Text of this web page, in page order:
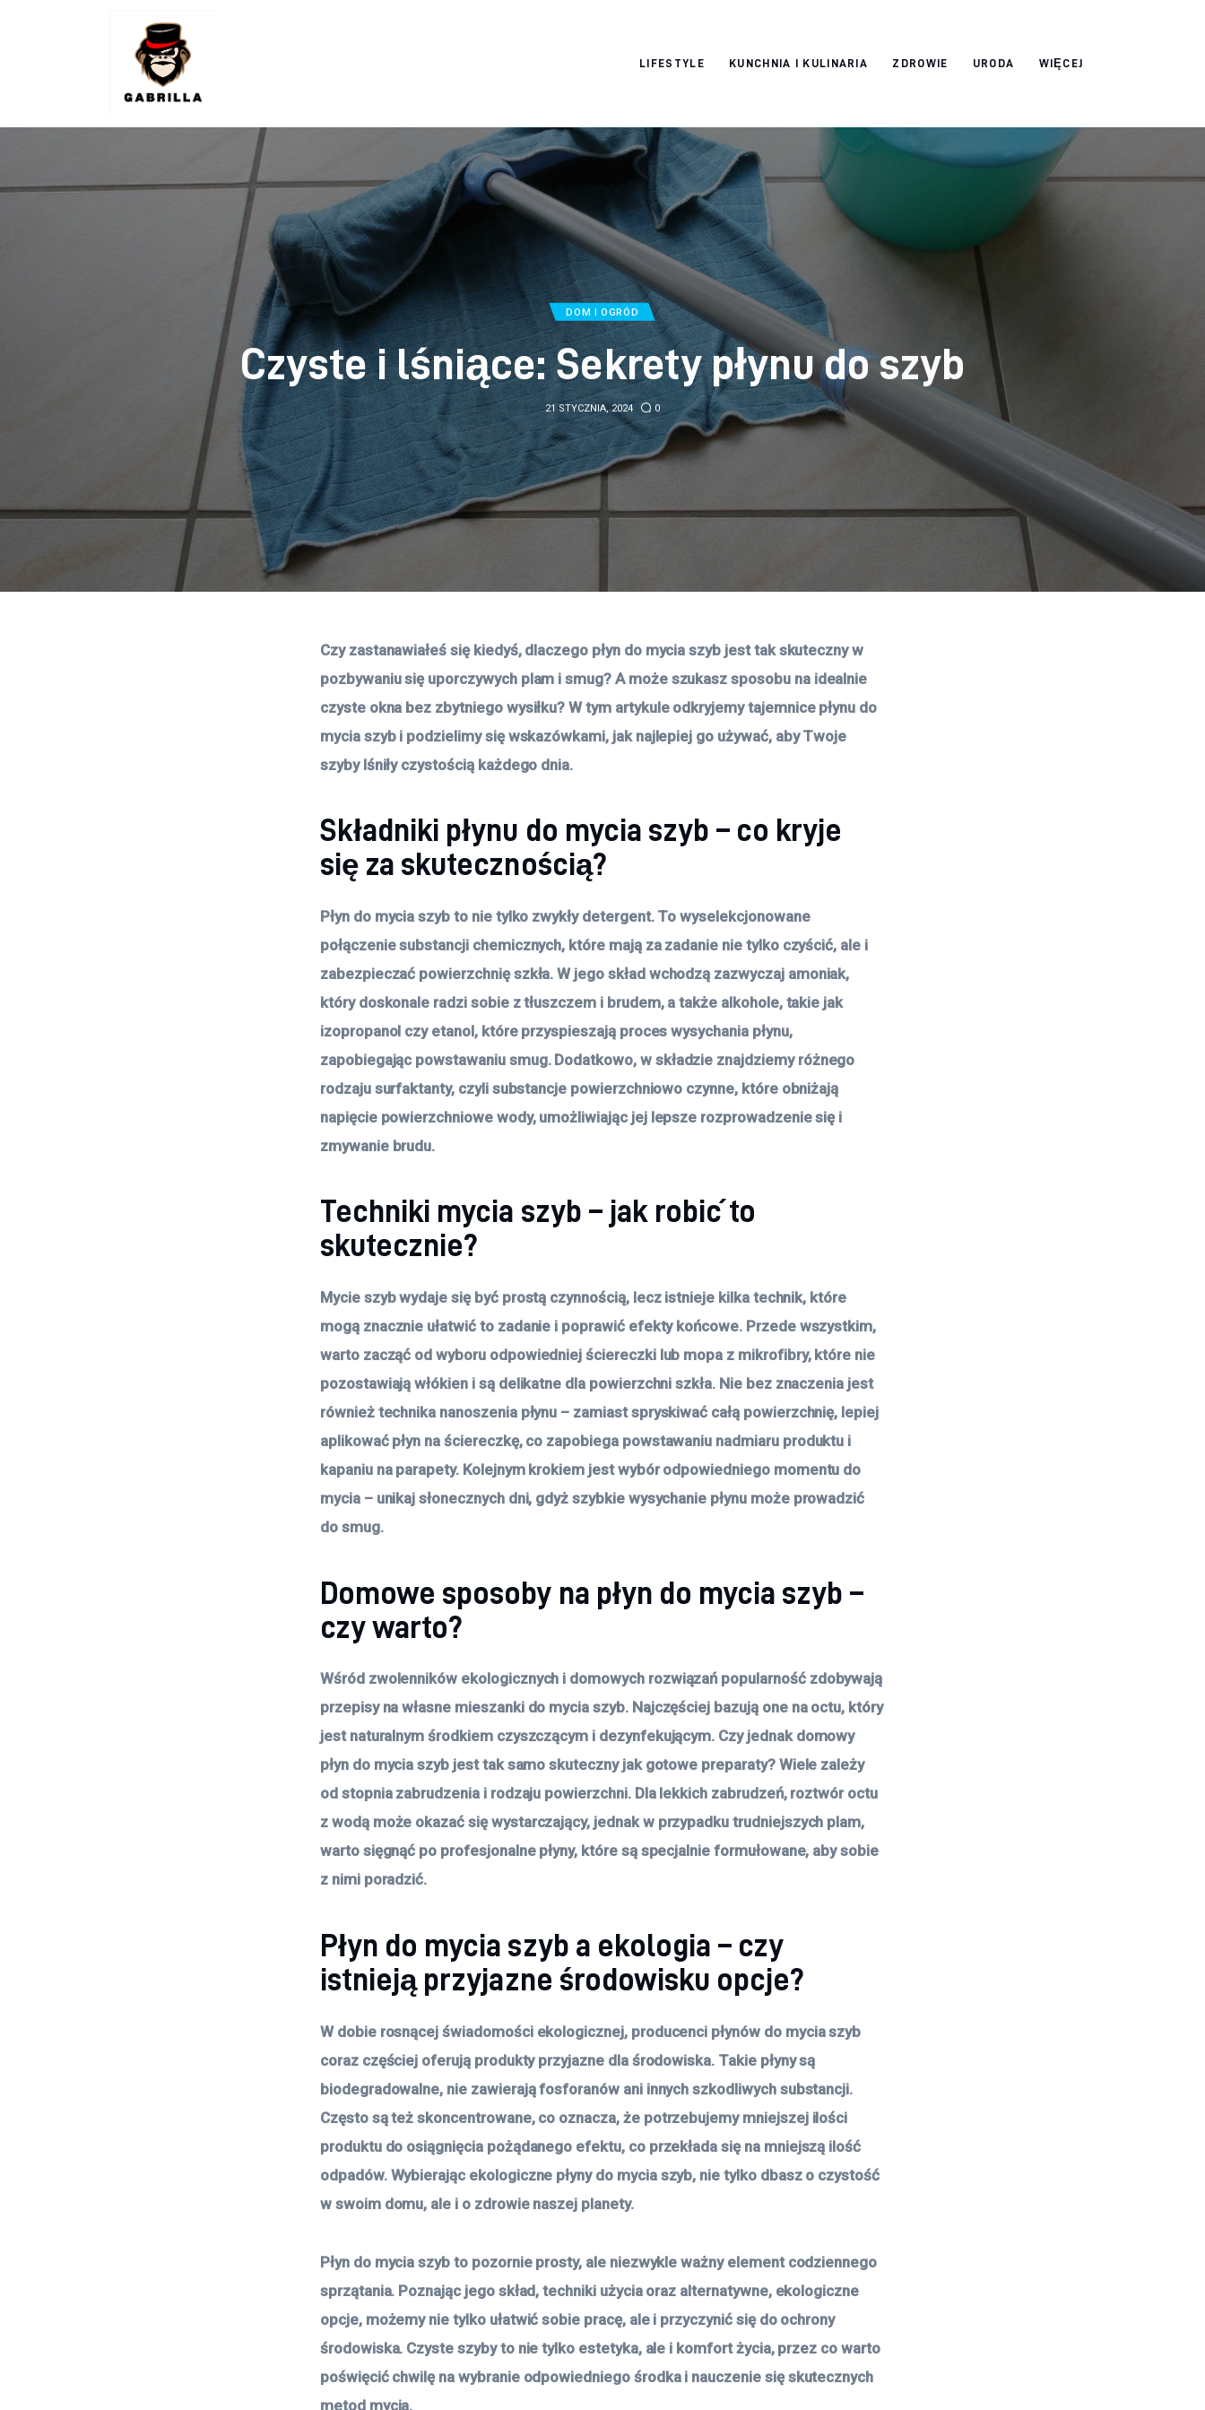
LIFESTYLE KUNCHNIA I KULINARIA ZDROWIE URODA WIĘCEJ
DOM I OGRÓD
Czyste i lśniące: Sekrety płynu do szyb
21 STYCZNIA, 2024 0
Czy zastanawiałeś się kiedyś, dlaczego płyn do mycia szyb jest tak skuteczny w
pozbywaniu się uporczywych plam i smug? A może szukasz sposobu na idealnie
czyste okna bez zbytniego wysiłku? W tym artykule odkryjemy tajemnice płynu do
mycia szyb i podzielimy się wskazówkami, jak najlepiej go używać, aby Twoje
szyby lśniły czystością każdego dnia.
Składniki płynu do mycia szyb – co kryje
się za skutecznością?
Płyn do mycia szyb to nie tylko zwykły detergent. To wyselekcjonowane
połączenie substancji chemicznych, które mają za zadanie nie tylko czyścić, ale i
zabezpieczać powierzchnię szkła. W jego skład wchodzą zazwyczaj amoniak,
który doskonale radzi sobie z tłuszczem i brudem, a także alkohole, takie jak
izopropanol czy etanol, które przyspieszają proces wysychania płynu,
zapobiegając powstawaniu smug. Dodatkowo, w składzie znajdziemy różnego
rodzaju surfaktanty, czyli substancje powierzchniowo czynne, które obniżają
napięcie powierzchniowe wody, umożliwiając jej lepsze rozprowadzenie się i
zmywanie brudu.
Techniki mycia szyb – jak robić to
skutecznie?
Mycie szyb wydaje się być prostą czynnością, lecz istnieje kilka technik, które
mogą znacznie ułatwić to zadanie i poprawić efekty końcowe. Przede wszystkim,
warto zacząć od wyboru odpowiedniej ściereczki lub mopa z mikrofibry, które nie
pozostawiają włókien i są delikatne dla powierzchni szkła. Nie bez znaczenia jest
również technika nanoszenia płynu – zamiast spryskiwać całą powierzchnię, lepiej
aplikować płyn na ściereczkę, co zapobiega powstawaniu nadmiaru produktu i
kapaniu na parapety. Kolejnym krokiem jest wybór odpowiedniego momentu do
mycia – unikaj słonecznych dni, gdyż szybkie wysychanie płynu może prowadzić
do smug.
Domowe sposoby na płyn do mycia szyb –
czy warto?
Wśród zwolenników ekologicznych i domowych rozwiązań popularność zdobywają
przepisy na własne mieszanki do mycia szyb. Najczęściej bazują one na octu, który
jest naturalnym środkiem czyszczącym i dezynfekującym. Czy jednak domowy
płyn do mycia szyb jest tak samo skuteczny jak gotowe preparaty? Wiele zależy
od stopnia zabrudzenia i rodzaju powierzchni. Dla lekkich zabrudzeń, roztwór octu
z wodą może okazać się wystarczający, jednak w przypadku trudniejszych plam,
warto sięgnąć po profesjonalne płyny, które są specjalnie formułowane, aby sobie
z nimi poradzić.
Płyn do mycia szyb a ekologia – czy
istnieją przyjazne środowisku opcje?
W dobie rosnącej świadomości ekologicznej, producenci płynów do mycia szyb
coraz częściej oferują produkty przyjazne dla środowiska. Takie płyny są
biodegradowalne, nie zawierają fosforanów ani innych szkodliwych substancji.
Często są też skoncentrowane, co oznacza, że potrzebujemy mniejszej ilości
produktu do osiągnięcia pożądanego efektu, co przekłada się na mniejszą ilość
odpadów. Wybierając ekologiczne płyny do mycia szyb, nie tylko dbasz o czystość
w swoim domu, ale i o zdrowie naszej planety.
Płyn do mycia szyb to pozornie prosty, ale niezwykle ważny element codziennego
sprzątania. Poznając jego skład, techniki użycia oraz alternatywne, ekologiczne
opcje, możemy nie tylko ułatwić sobie pracę, ale i przyczynić się do ochrony
środowiska. Czyste szyby to nie tylko estetyka, ale i komfort życia, przez co warto
poświęcić chwilę na wybranie odpowiedniego środka i nauczenie się skutecznych
metod mycia.